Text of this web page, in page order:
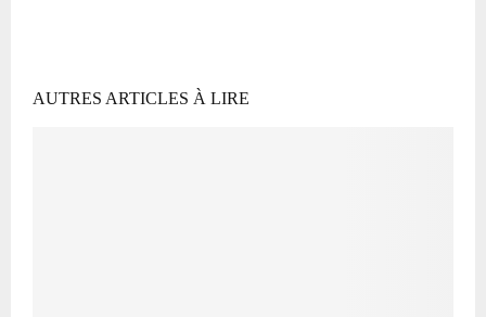
AUTRES ARTICLES À LIRE